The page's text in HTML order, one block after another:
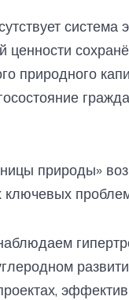
система
ценности
природного
природы»
ключевых